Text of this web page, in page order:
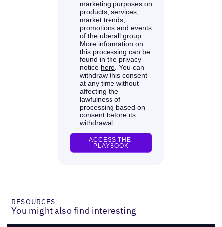
RESOURCES
You might also find interesting